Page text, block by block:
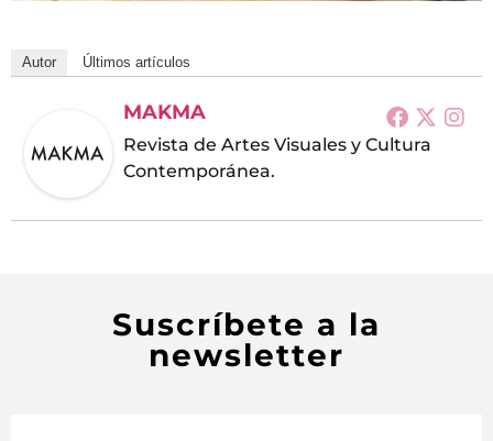
Autor Últimos artículos
MAKMA
Revista de Artes Visuales y Cultura
Contemporánea.
Suscríbete a la
newsletter